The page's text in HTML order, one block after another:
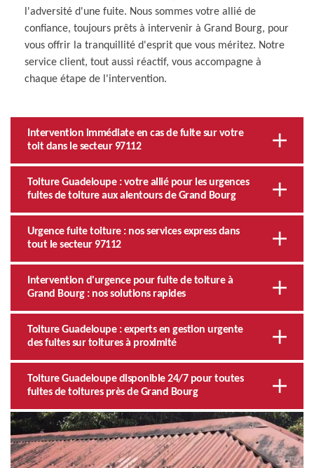
l'adversité d'une fuite. Nous sommes votre allié de
confiance, toujours prêts à intervenir à Grand Bourg, pour
vous offrir la tranquillité d'esprit que vous méritez. Notre
service client, tout aussi réactif, vous accompagne à
chaque étape de l'intervention.
Intervention immédiate en cas de fuite sur votre
toit dans le secteur 97112
Toiture Guadeloupe : votre allié pour les urgences
fuites de toiture aux alentours de Grand Bourg
Urgence fuite toiture : nos services express dans
tout le secteur 97112
Intervention d'urgence pour fuite de toiture à
Grand Bourg : nos solutions rapides
Toiture Guadeloupe : experts en gestion urgente
des fuites sur toitures à proximité
Toiture Guadeloupe disponible 24/7 pour toutes
fuites de toitures près de Grand Bourg